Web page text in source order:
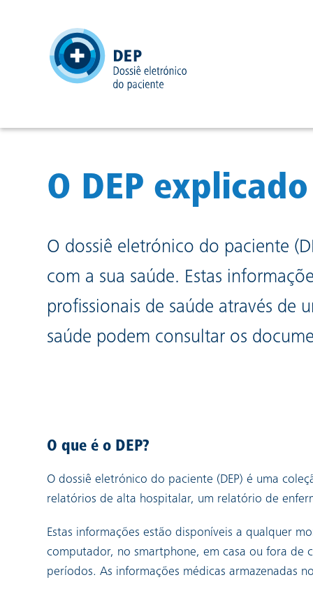
O DEP
O dossiê eletrónico do paciente
com a sua saúde. Estas
profissionais de saúde através de
saúde podem consultar os
O que é o DEP?
O dossiê eletrónico do paciente (DEP) é uma
relatórios de alta hospitalar, um relatório de
Estas informações estão disponíveis a qualquer
computador, no smartphone, em casa ou fora de
períodos. As informações médicas armazenadas